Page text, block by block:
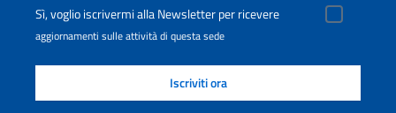
Sì, voglio iscrivermi alla Newsletter per ricevere
aggiornamenti sulle attività di questa sede